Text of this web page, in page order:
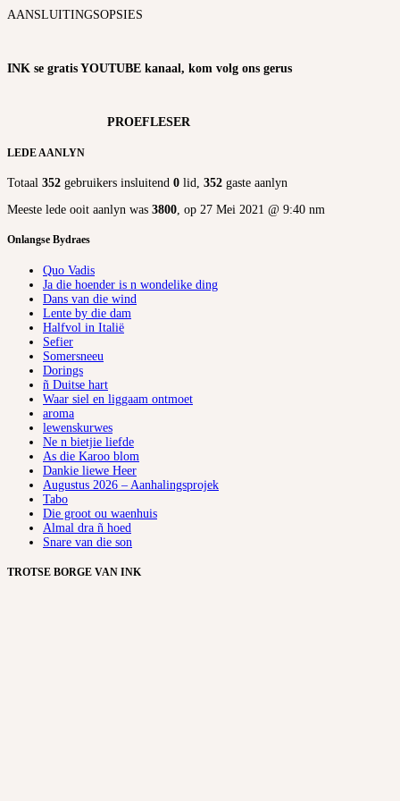
AANSLUITINGSOPSIES
INK se gratis YOUTUBE kanaal, kom volg ons gerus
PROEFLESER
LEDE AANLYN
Totaal 352 gebruikers insluitend 0 lid, 352 gaste aanlyn
Meeste lede ooit aanlyn was 3800, op 27 Mei 2021 @ 9:40 nm
Onlangse Bydraes
Quo Vadis
Ja die hoender is n wondelike ding
Dans van die wind
Lente by die dam
Halfvol in Italië
Sefier
Somersneeu
Dorings
ñ Duitse hart
Waar siel en liggaam ontmoet
aroma
lewenskurwes
Ne n bietjie liefde
As die Karoo blom
Dankie liewe Heer
Augustus 2026 – Aanhalingsprojek
Tabo
Die groot ou waenhuis
Almal dra ñ hoed
Snare van die son
TROTSE BORGE VAN INK